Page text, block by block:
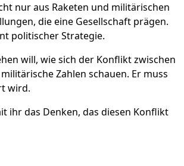
nur aus Raketen und militärischen
die eine Gesellschaft prägen.
politischer Strategie.
will, wie sich der Konflikt zwischen
Zahlen schauen. Er muss
wird.
ihr das Denken, das diesen Konflikt